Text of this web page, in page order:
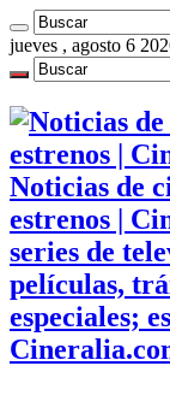
jueves , agosto 6
Noticias de
estrenos |
series de
películas,
especiales;